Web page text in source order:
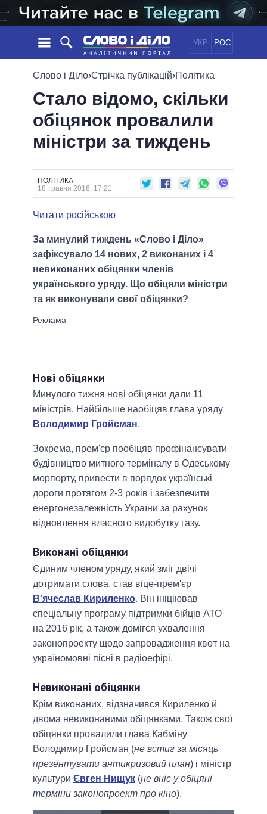
УКР РОС
НОВИНИ
СТРІЧКА
ПОДІЇ
СТАТТІ
ОГЛЯДИ
ДАЙДЖЕСТИ
ПОЛІТИКА
ЕКОНОМІКА
СУСПІЛЬСТВО
ОБIЦЯНКИ
ПОЛIТИКИ
УСІ ПОЛІТИКИ
ПРЕЗИДЕНТ І ОФІС
ВЕРХОВНА РАДА
МЕРИ МІСТ
ВСІ ПЕРСОНИ
ВІДЕО
ПОРІВНЯННЯ ПОЛІТИКІВ
Слово і Діло›Стрічка публікацій›Політика
Стало відомо, скільки
обіцянок провалили
міністри за тиждень
ПОЛІТИКА
18 травня 2016, 17:21
Читати російською
За минулий тиждень «Слово і Діло»
зафіксувало 14 нових, 2 виконаних і 4
невиконаних обіцянки членів
українського уряду. Що обіцяли міністри
та як виконували свої обіцянки?
Нові обіцянки
Минулого тижня нові обіцянки дали 11
міністрів. Найбільше наобіцяв глава уряду
Володимир Гройсман.
Зокрема, прем'єр пообіцяв профінансувати
будівництво митного терміналу в Одеському
морпорту, привести в порядок українські
дороги протягом 2-3 років і забезпечити
енергонезалежність України за рахунок
відновлення власного видобутку газу.
Виконані обіцянки
Єдиним членом уряду, який зміг двічі
дотримати слова, став віце-прем'єр
В'ячеслав Кириленко. Він ініціював
спеціальну програму підтримки бійців АТО
на 2016 рік, а також домігся ухвалення
законопроекту щодо запровадження квот на
україномовні пісні в радіоефірі.
Невиконані обіцянки
Крім виконаних, відзначився Кириленко й
двома невиконаними обіцянками. Також свої
обіцянки провалили глава Кабміну
Володимир Гройсман (не встиг за місяць
презентувати антикризовий план) і міністр
культури Євген Нищук (не вніс у обіцяні
терміни законопроект про кіно).